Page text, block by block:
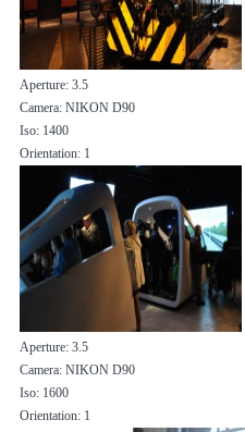
Aperture: 3.5
Camera: NIKON D90
Iso: 1400
Orientation: 1
Aperture: 3.5
Camera: NIKON D90
Iso: 1600
Orientation: 1